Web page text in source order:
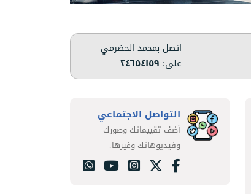
اتصل بمحمد الحضرمي
على: ٢٤٦٥٤١٥٩
التواصل الاجتماعي
أضف تقييماتك وصورك
وفيديوهاتك وغيرها.